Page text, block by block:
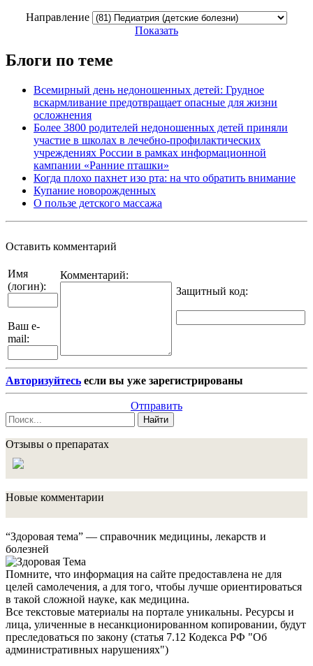
Направление
Показать
Блоги по теме
Всемирный день недоношенных детей: Грудное
вскармливание предотвращает опасные для жизни
осложнения
Более 3800 родителей недоношенных детей приняли
участие в школах в лечебно-профилактических
учреждениях России в рамках информационной
кампании «Ранние пташки»
Когда плохо пахнет изо рта: на что обратить внимание
Купание новорожденных
О пользе детского массажа
Оставить комментарий
Имя
(логин):
Ваш e-
mail:
Комментарий:
Защитный код:
Авторизуйтесь если вы уже зарегистрированы
Отправить
Найти
Отзывы о препаратах
Новые комментарии
“Здоровая тема” — справочник медицины, лекарств и
болезней
Помните, что информация на сайте предоставлена не для
целей самолечения, а для того, чтобы лучше ориентироваться
в такой сложной науке, как медицина.
Все текстовые материалы на портале уникальны. Ресурсы и
лица, уличенные в несанкционированном копировании, будут
преследоваться по закону (статья 7.12 Кодекса РФ "Об
административных нарушениях")